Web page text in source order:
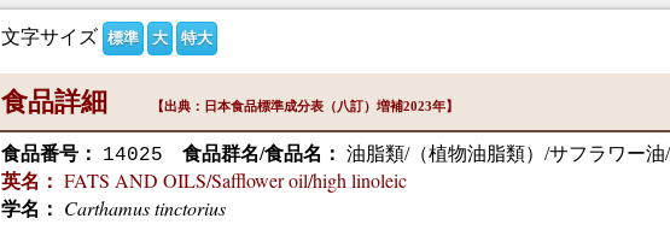
文字サイズ 標準 大 特大
食品詳細 【出典：日本食品標準成分表（八訂）増補2023年】
食品番号： 14025 食品群名/食品名： 油脂類/（植物油脂類）/サフラワー
英名： FATS AND OILS/Safflower oil/high linoleic
学名： Carthamus tinctorius